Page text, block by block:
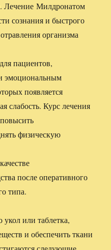
Лечение Милдронатом
сознания и быстрого
организма
пациентов,
эмоциональным
появляется
слабость. Курс лечения
физическую
после оперативного
типа.
укол или таблетка,
и обеспечить ткани